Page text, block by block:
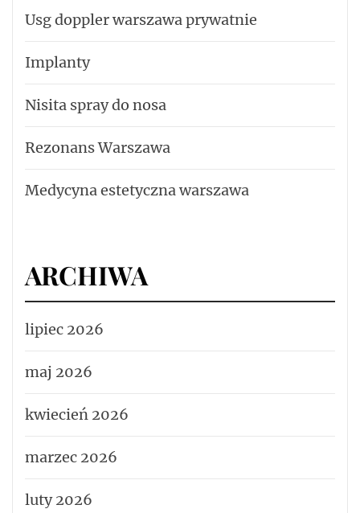
Usg doppler warszawa prywatnie
Implanty
Nisita spray do nosa
Rezonans Warszawa
Medycyna estetyczna warszawa
ARCHIWA
lipiec 2026
maj 2026
kwiecień 2026
marzec 2026
luty 2026